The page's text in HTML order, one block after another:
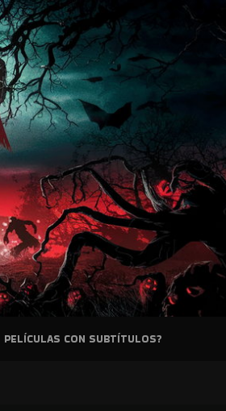
PELÍCULAS CON SUBTÍTULOS?